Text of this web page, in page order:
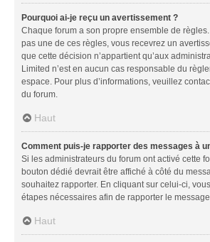
Pourquoi ai-je reçu un avertissement ?
Chaque forum a son propre ensemble de
pas une de ces règles, vous recevrez un
que cette décision n’appartient qu’aux
Limited n’est en aucun cas responsable du
espace. Pour plus d’informations, veuillez
du forum.
Haut
Comment puis-je rapporter des messages à
Si les administrateurs du forum ont activé cette
bouton dédié devrait être affiché à côté du
souhaitez rapporter. En cliquant sur celui-ci,
étapes nécessaires afin de rapporter le message.
Haut